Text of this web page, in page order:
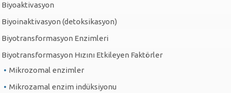
Biyoaktivasyon
Biyoinaktivasyon (detoksikasyon)
Biyotransformasyon Enzimleri
Biyotransformasyon Hızını Etkileyen Faktörler
Mikrozomal enzimler
Mikrozamal enzim indüksiyonu